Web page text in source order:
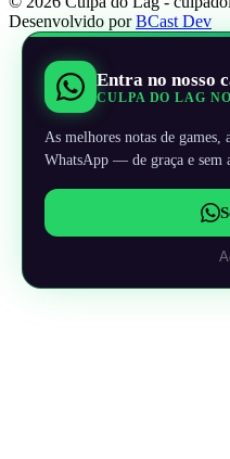
Desenvolvido porBCast Dev
Entra no nosso
CULPA DO LAG
As melhores notas de
WhatsApp — de graça e sem